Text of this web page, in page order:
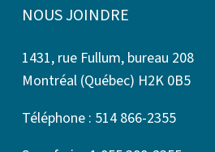
NOUS JOINDRE
1431, rue Fullum, bureau 208
Montréal (Québec) H2K 0B5
Téléphone : 514 866-2355